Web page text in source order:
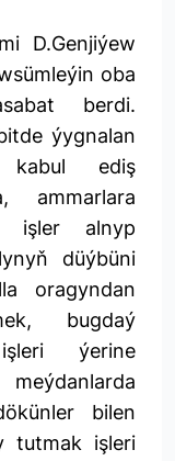
D.Genjiýew
oba
berdi.
ýygnalan
kabul ediş
ammarlara
işler alnyp
düýbüni
oragyndan
bugdaý
ýerine
bilen
tutmak işleri